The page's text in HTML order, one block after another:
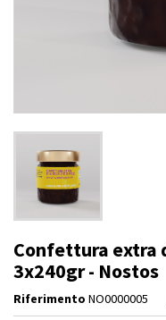
Confettura extra
3x240gr - Nostos
Riferimento NO0000005